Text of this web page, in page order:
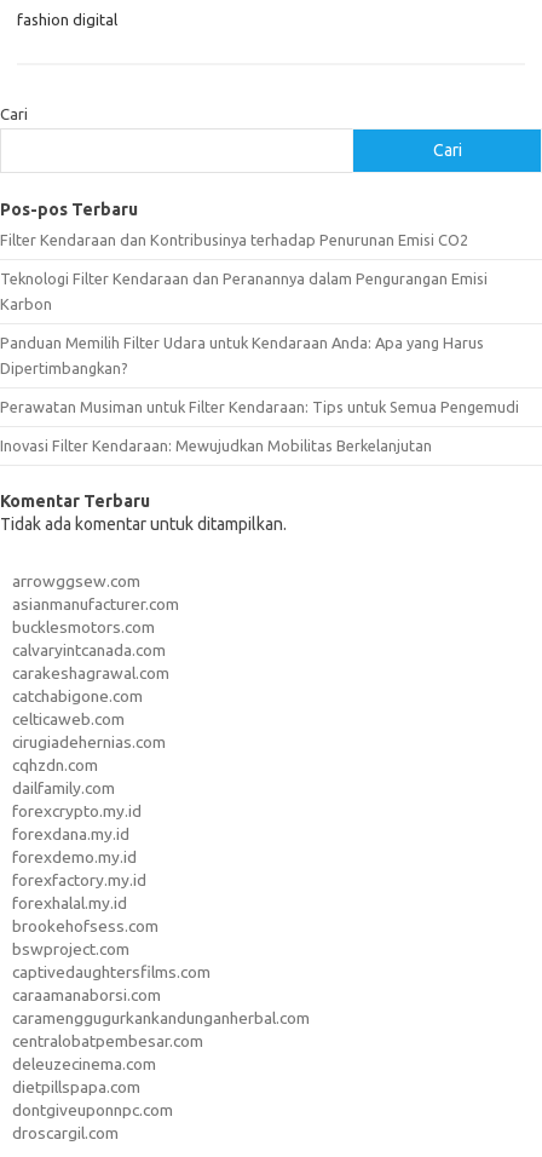
fashion digital
Cari
Cari
Pos-pos Terbaru
Filter Kendaraan dan Kontribusinya terhadap Penurunan Emisi CO2
Teknologi Filter Kendaraan dan Peranannya dalam Pengurangan Emisi
Karbon
Panduan Memilih Filter Udara untuk Kendaraan Anda: Apa yang Harus
Dipertimbangkan?
Perawatan Musiman untuk Filter Kendaraan: Tips untuk Semua Pengemudi
Inovasi Filter Kendaraan: Mewujudkan Mobilitas Berkelanjutan
Komentar Terbaru
Tidak ada komentar untuk ditampilkan.
arrowggsew.com
asianmanufacturer.com
bucklesmotors.com
calvaryintcanada.com
carakeshagrawal.com
catchabigone.com
celticaweb.com
cirugiadehernias.com
cqhzdn.com
dailfamily.com
forexcrypto.my.id
forexdana.my.id
forexdemo.my.id
forexfactory.my.id
forexhalal.my.id
brookehofsess.com
bswproject.com
captivedaughtersfilms.com
caraamanaborsi.com
caramenggugurkankandunganherbal.com
centralobatpembesar.com
deleuzecinema.com
dietpillspapa.com
dontgiveuponnpc.com
droscargil.com